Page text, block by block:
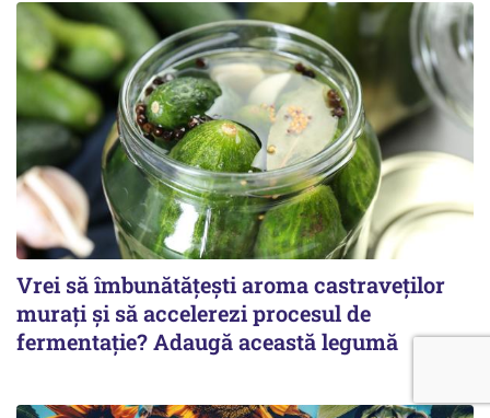
Vrei să îmbunătățești aroma castraveților
murați și să accelerezi procesul de
fermentație? Adaugă această legumă